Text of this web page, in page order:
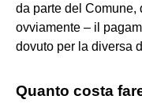
da parte del Comune,
ovviamente – il
dovuto per la diversa
Quanto costa